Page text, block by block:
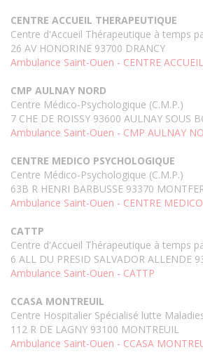
CENTRE ACCUEIL THERAPEUTIQUE
Centre d'Accueil Thérapeutique à temps
26 AV HONORINE 93700 DRANCY
Ambulance Saint-Ouen - CENTRE
CMP AULNAY NORD
Centre Médico-Psychologique (C.M.P.)
7 CHE DE ROISSY 93600 AULNAY SOUS
Ambulance Saint-Ouen - CMP AULNAY
CENTRE MEDICO PSYCHOLOGIQUE
Centre Médico-Psychologique (C.M.P.)
63B R HENRI BARBUSSE 93370
Ambulance Saint-Ouen - CENTRE
CATTP
Centre d'Accueil Thérapeutique à temps
6 ALL DU PRESID SALVADOR ALLENDE
Ambulance Saint-Ouen - CATTP
CCASA MONTREUIL
Centre Hospitalier Spécialisé lutte
112 R DE LAGNY 93100 MONTREUIL
Ambulance Saint-Ouen - CCASA